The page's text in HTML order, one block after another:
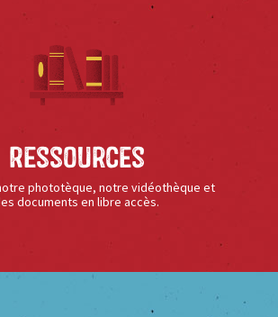
Ressources
phototèque, notre vidéothèque et
documents en libre accès.